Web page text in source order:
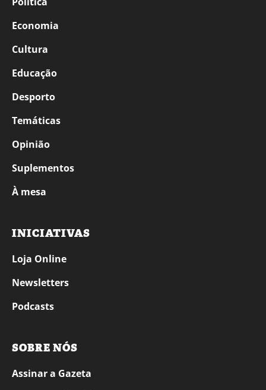
Economia
Cultura
Educação
Desporto
Temáticas
Opinião
Suplementos
À mesa
INICIATIVAS
Loja Online
Newsletters
Podcasts
SOBRE NÓS
Assinar a Gazeta